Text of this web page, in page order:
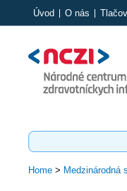
Úvod O nás
Home> Medzinárodná